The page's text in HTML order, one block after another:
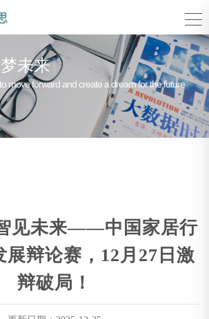
未来
move forward and create a dream for the future
见未来——中国家居行
展辩论赛，12月27日激
辩破局！